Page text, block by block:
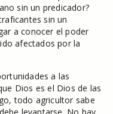
sin un predicador?
sin un
a conocer el poder
afectados por la
a las
Dios es el Dios de las
todo agricultor sabe